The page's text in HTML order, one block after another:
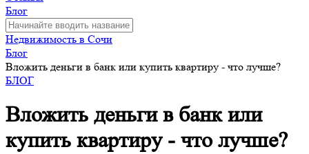
Блог
Недвижимость в Сочи
Блог
Вложить деньги в банк или купить квартиру - что лучше?
БЛОГ
Вложить деньги в банк или
купить квартиру - что лучше?